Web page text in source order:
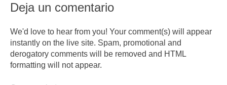
Deja un comentario
We'd love to hear from you! Your comment(s) will appear
instantly on the live site. Spam, promotional and
derogatory comments will be removed and HTML
formatting will not appear.